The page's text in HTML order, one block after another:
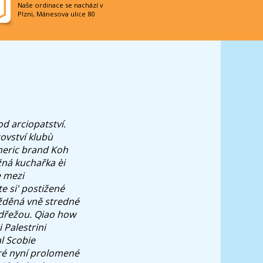
arciopatství.
klubù
brand Koh
kuchařka èi
mezi
si' postižené
vně stredné
Qiao how
Palestrini
Scobie
nyní prolomené
Naše ordinace se nachází v
Plzni, Mánesova ulice 80